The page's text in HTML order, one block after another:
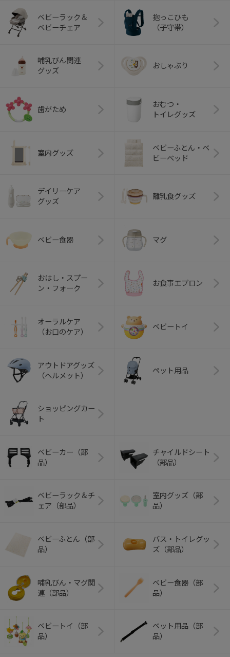
ベビーラック＆
ベビーチェア
抱っこひも
（子守帯）
哺乳びん関連
グッズ
おしゃぶり
歯がため
おむつ・
トイレグッズ
室内グッズ
ベビーふとん・ベ
ビーベッド
デイリーケア
グッズ
離乳食グッズ
ベビー食器 マグ
おはし・スプー
ン・フォーク
お食事エプロン
オーラルケア
（お口のケア）
ベビートイ
アウトドアグッズ
（ヘルメット）
ペット用品
ショッピングカー
ト
ベビーカー（部
品）
チャイルドシート
（部品）
ベビーラック＆チ
ェア（部品）
室内グッズ（部
品）
ベビーふとん（部
品）
バス・トイレグッ
ズ（部品）
哺乳びん・マグ関
連（部品）
ベビー食器（部
品）
ベビートイ（部
品）
ペット用品（部
品）